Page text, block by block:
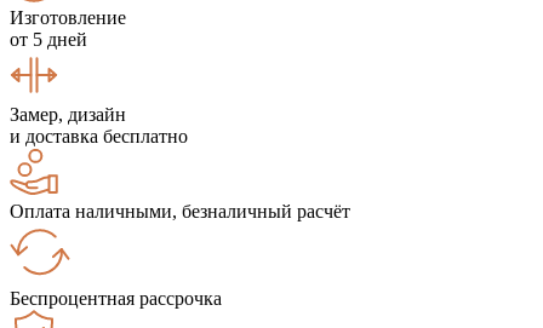
Изготовление
от 5 дней
Замер, дизайн
и доставка бесплатно
Оплата наличными, безналичный расчёт
Беспроцентная рассрочка